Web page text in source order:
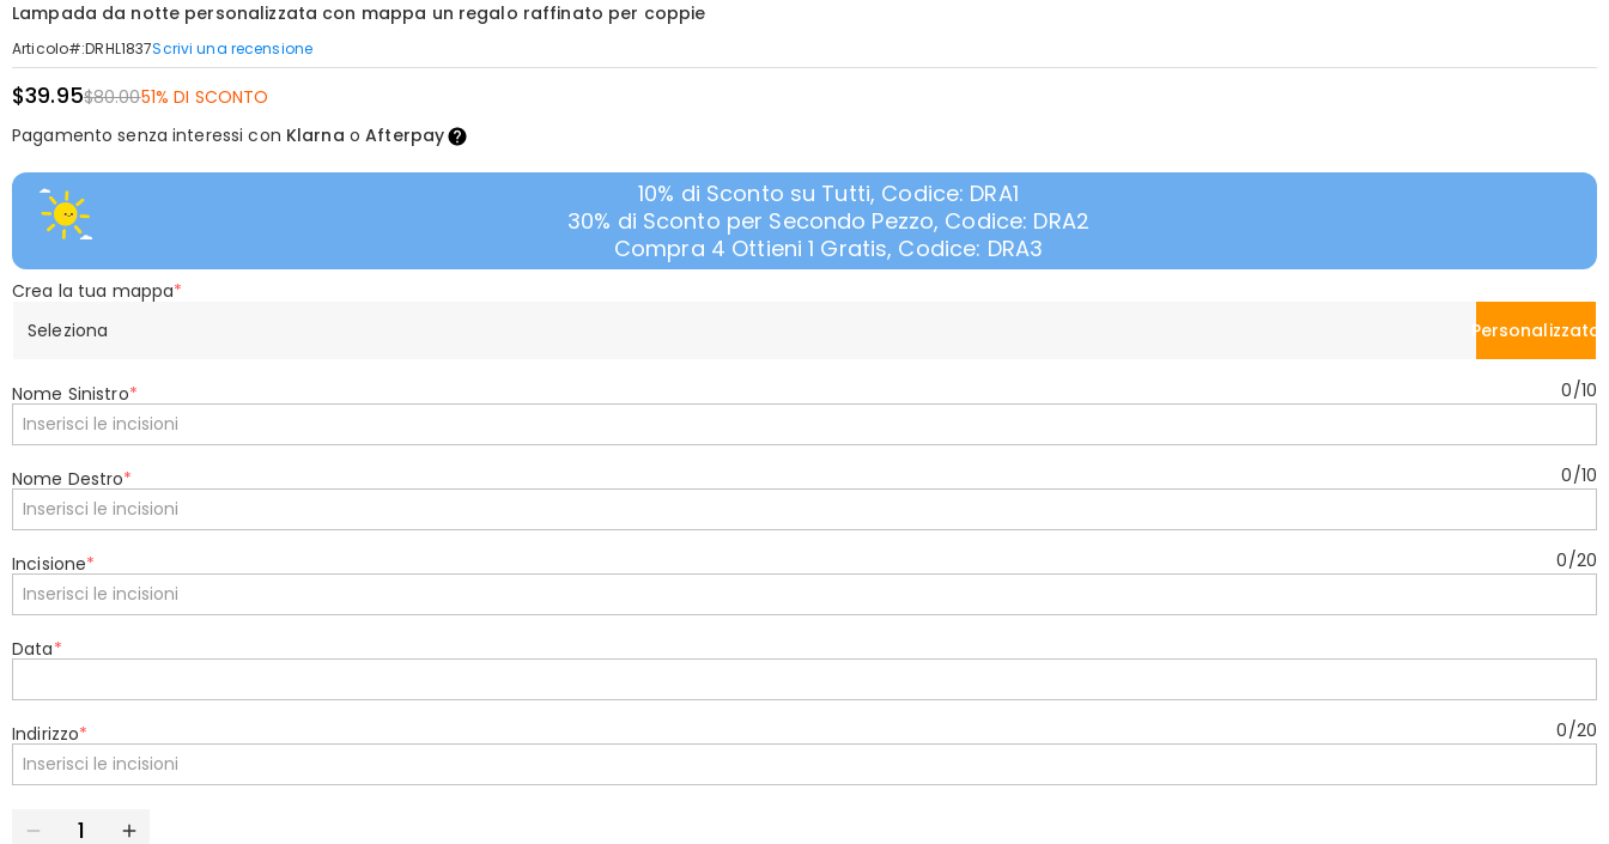
Lampada da notte personalizzata con mappa un regalo raffinato per coppie
Articolo#:DRHL1837Scrivi una recensione
$39.95$80.0051% DI SCONTO
Pagamento senza interessi con Klarna oAfterpay
10% di Sconto su Tutti, Codice: DRA1
30% di Sconto per Secondo Pezzo, Codice: DRA2
Compra 4 Ottieni 1 Gratis, Codice: DRA3
Crea la tua mappa*
Seleziona
Personalizzato
Nome Sinistro* 0/10
Nome Destro* 0/10
Incisione* 0/20
Data*
Indirizzo* 0/20